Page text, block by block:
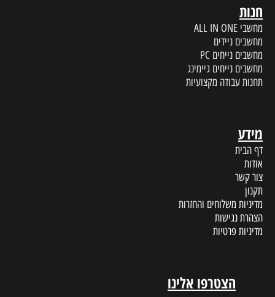
חנות
מחשבי ALL IN ONE
מחשבים ניידים
מחשבים נייחים PC
מחשבים נייחים גיימינג
תחנות עבודה מקצועיות
מידע
דף הבית
אודות
צור קשר
תקנון
מדיניות משלוחים והחזרות
הצהרת נגישות
מדיניות פרטיות
הצטרפו אלינו